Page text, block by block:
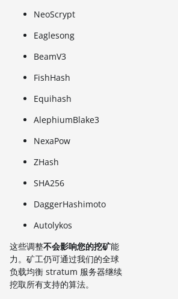
NeoScrypt
Eaglesong
BeamV3
FishHash
Equihash
AlephiumBlake3
NexaPow
ZHash
SHA256
DaggerHashimoto
Autolykos
这些调整不会影响您的挖矿能
力。矿工仍可通过我们的全球
负载均衡 stratum 服务器继续
挖取所有支持的算法。